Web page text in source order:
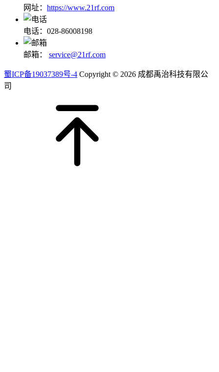
网址： https://www.21rf.com
电话：028-86008198
邮箱： service@21rf.com
蜀ICP备19037389号-4 Copyright © 2026 成都禹治科技有限公
司